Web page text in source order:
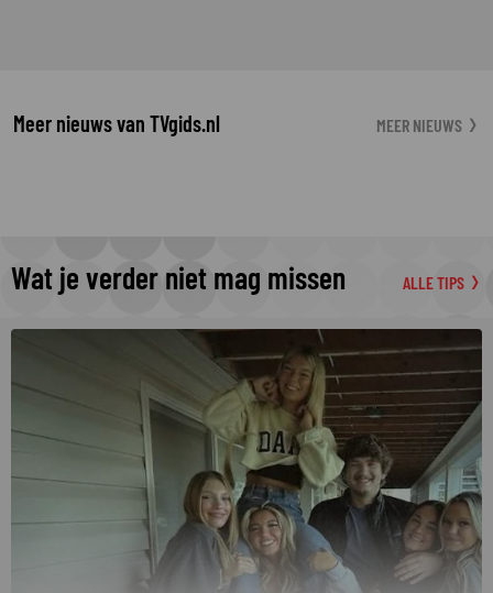
Meer nieuws van TVgids.nl MEER NIEUWS
Wat je verder niet mag missen ALLE TIPS